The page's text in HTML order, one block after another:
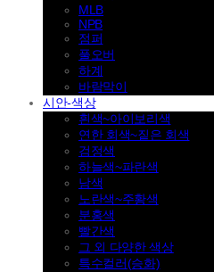
MLB
NPB
점퍼
풀오버
하계
바람막이
시안-색상
흰색~아이보리색
연한 회색~짙은 회색
검정색
하늘색~파란색
남색
노란색~주황색
분홍색
빨간색
그 외 다양한 색상
특수컬러(승화)